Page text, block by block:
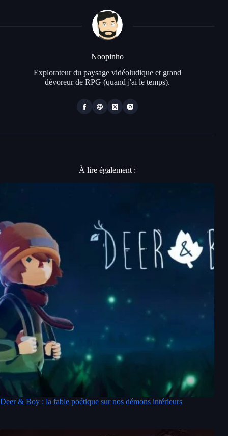
Noopinho
Explorateur du paysage vidéoludique et grand
dévoreur de RPG (quand j'ai le temps).
À lire également :
Deer & Boy : la fable poétique sur nos démons intérieurs